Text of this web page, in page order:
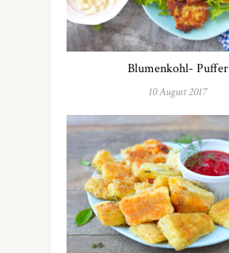
Blumenkohl- Puffer
10 August 2017